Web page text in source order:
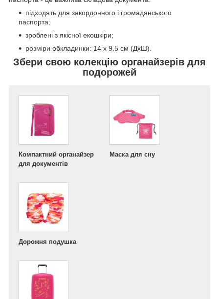
підходять для закордонного і громадянського
паспорта;
зроблені з якісної екошкіри;
розміри обкладинки: 14 х 9.5 см (ДхШ).
Збери свою колекцію органайзерів для
подорожей
Компактний органайзер
для документів
Маска для сну
Дорожня подушка